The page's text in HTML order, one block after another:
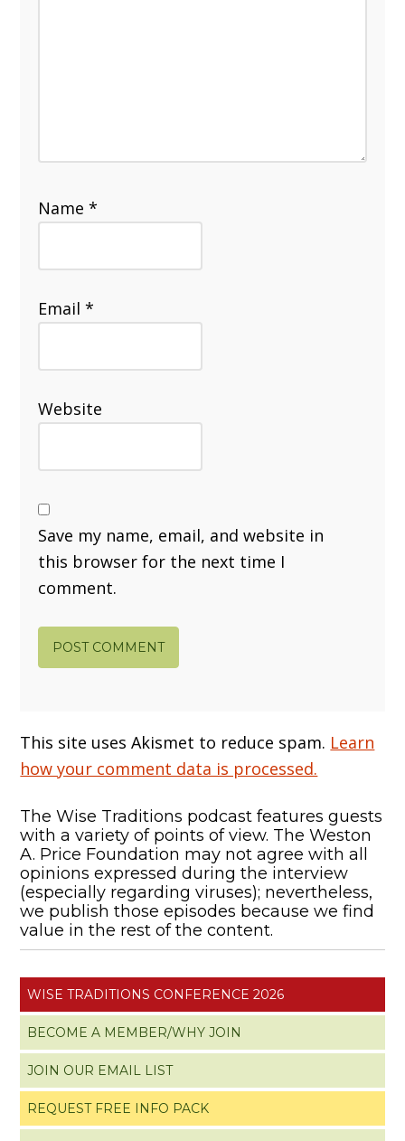
Name*
Email*
Website
Save my name, email, and website in
this browser for the next time I
comment.
This site uses Akismet to reduce spam. Learn
how your comment data is processed.
The Wise Traditions podcast features guests
with a variety of points of view. The Weston
A. Price Foundation may not agree with all
opinions expressed during the interview
(especially regarding viruses); nevertheless,
we publish those episodes because we find
value in the rest of the content.
WISE TRADITIONS CONFERENCE 2026
BECOME A MEMBER/WHY JOIN
JOIN OUR EMAIL LIST
REQUEST FREE INFO PACK